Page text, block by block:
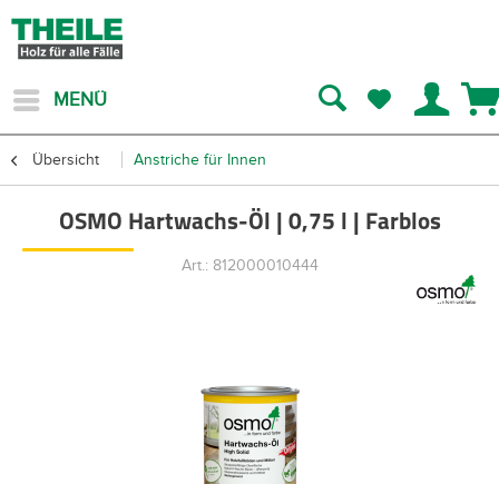
MENÜ
Übersicht Anstriche für Innen
OSMO Hartwachs-Öl | 0,75 l | Farblos
Art.: 812000010444